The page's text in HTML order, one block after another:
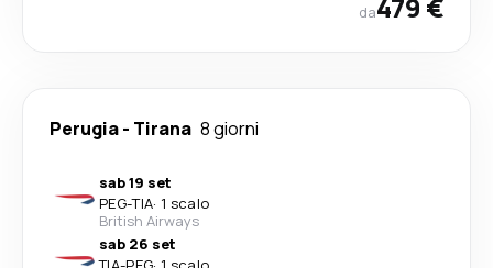
da
Perugia- Tirana 8 giorni
sab 19 set
PEG-TIA· 1 scalo
British Airways
sab 26 set